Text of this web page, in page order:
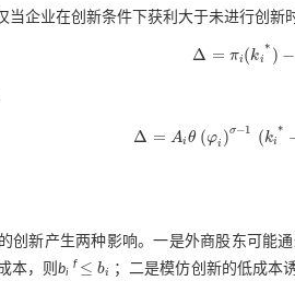
当企业在创新条件下获利大于未进行创新
Δ = πi (ki
* ) −
∆= πi( ki*)-πi( 0) Δ>
Δ = Ai θ (φi )σ−1 (ki
*
∆= Aiθ (φi)σ-1 ( k -ai-b
创新产生两种影响。一是外商股东可能
本，则bi
f ≤ bi
≤b i
；二是模仿创新的低成本